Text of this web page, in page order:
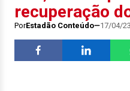
recuperação
PorEstadão Conteúdo 17/04/